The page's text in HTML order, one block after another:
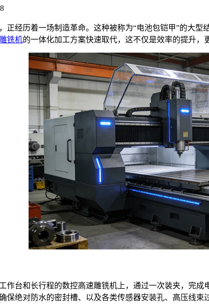
历着一场制造革命。这种被称为“电池包铠甲”的大型
铣机的一体化加工方案快速取代，这不仅是效率的提升，
台和长行程的数控高速雕铣机上，通过一次装夹，完成
保绝对防水的密封槽、以及各类传感器安装孔、高压线束